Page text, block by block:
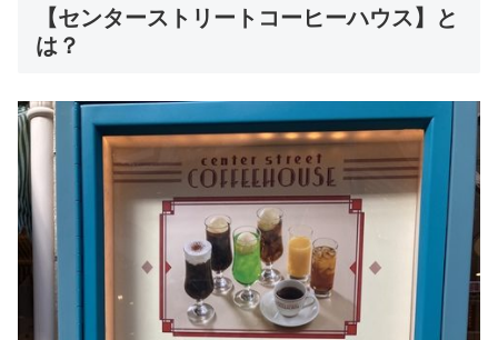
【センターストリートコーヒーハウス】と
は？